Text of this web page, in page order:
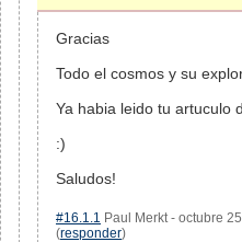
Gracias
Todo el cosmos y su
Ya habia leido tu artuculo
:)
Saludos!
#16.1.1 Paul Merkt - octubre
(responder)